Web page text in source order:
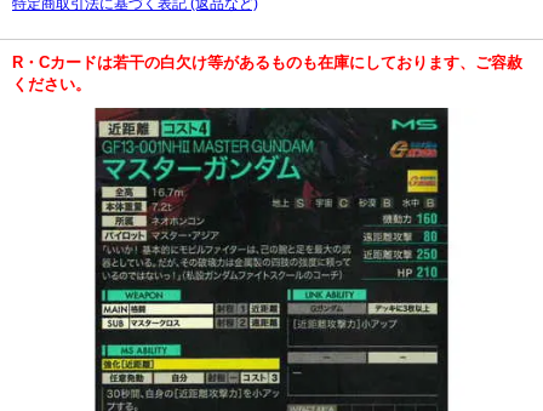
特定商取引法に基づく表記 (返品など)
R・Cカードは若干の白欠け等があるものも在庫にしております、ご容赦
ください。